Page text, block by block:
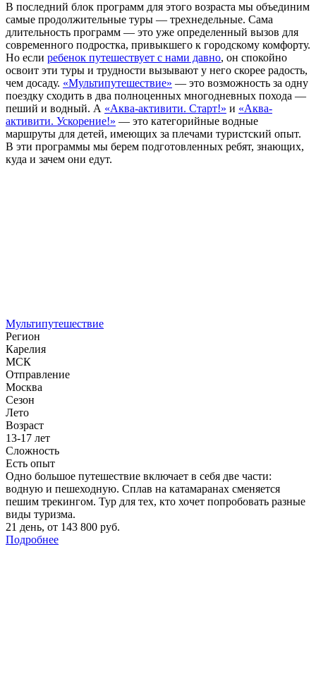
В последний блок программ для этого возраста мы объединим
самые продолжительные туры — трехнедельные. Сама
длительность программ — это уже определенный вызов для
современного подростка, привыкшего к городскому комфорту.
Но если ребенок путешествует с нами давно, он спокойно
освоит эти туры и трудности вызывают у него скорее радость,
чем досаду. «Мультипутешествие» — это возможность за одну
поездку сходить в два полноценных многодневных похода —
пеший и водный. А «Аква-активити. Старт!» и «Аква-
активити. Ускорение!» — это категорийные водные
маршруты для детей, имеющих за плечами туристский опыт.
В эти программы мы берем подготовленных ребят, знающих,
куда и зачем они едут.
Мультипутешествие
Регион
Карелия
МСК
Отправление
Москва
Сезон
Лето
Возраст
13-17 лет
Сложность
Есть опыт
Одно большое путешествие включает в себя две части:
водную и пешеходную. Сплав на катамаранах сменяется
пешим трекингом. Тур для тех, кто хочет попробовать разные
виды туризма.
21 день, от 143 800 руб.
Подробнее